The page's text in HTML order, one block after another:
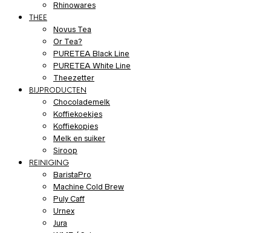
Rhinowares
THEE
Novus Tea
Or Tea?
PURETEA Black Line
PURETEA White Line
Theezetter
BIJPRODUCTEN
Chocolademelk
Koffiekoekjes
Koffiekopjes
Melk en suiker
Siroop
REINIGING
BaristaPro
Machine Cold Brew
Puly Caff
Urnex
Jura